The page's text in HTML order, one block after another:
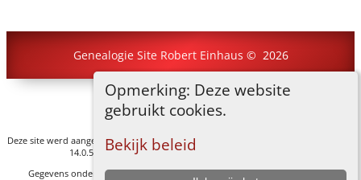
Opmerking: Deze website
gebruikt cookies.
Bekijk beleid
Genealogie Site Robert Einhaus © 2026
Ga naar standaard site
Deze site werd aangemaakt doorThe Next Generation of Genealogy Sitebuilding
14.0.5, geschreven door Darrin Lythgoe © 2001-2026.
Gegevens onderhouden doorR.J.F. Einhaus. |Data Beschermings Beleid.